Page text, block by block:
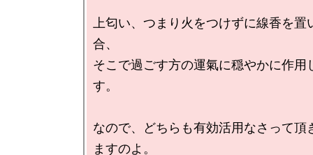
上匂い、つまり火をつけずに線香を置
合、
そこで過ごす方の運氣に穏やかに作用
す。
なので、どちらも有効活用なさって頂